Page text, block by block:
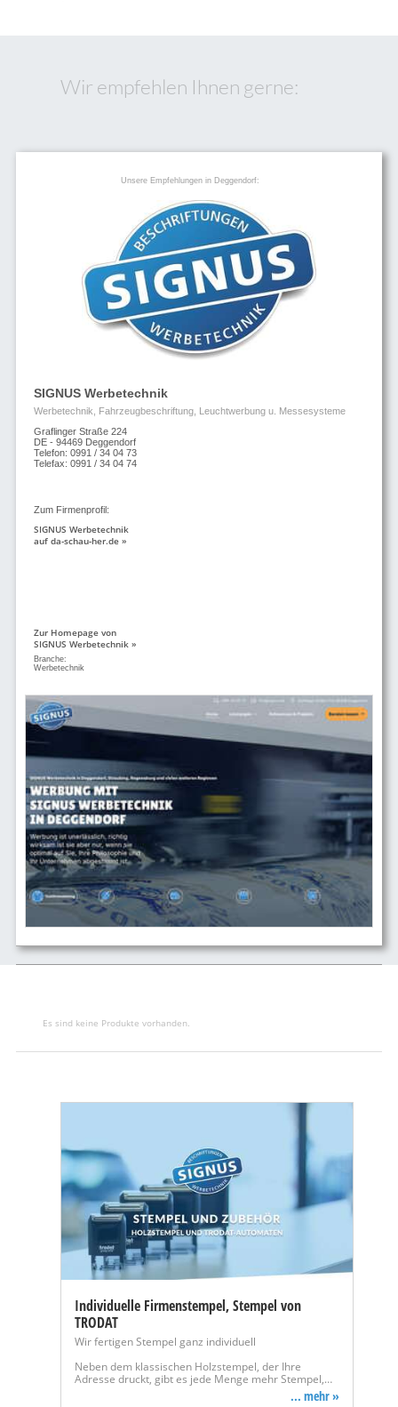
Wir empfehlen Ihnen gerne:
Unsere Empfehlungen in Deggendorf:
SIGNUS Werbetechnik
Werbetechnik, Fahrzeugbeschriftung, Leuchtwerbung u. Messesysteme
Graflinger Straße 224
DE - 94469 Deggendorf
Telefon: 0991 / 34 04 73
Telefax: 0991 / 34 04 74
Zum Firmenprofil:
SIGNUS Werbetechnik
auf da-schau-her.de »
Zur Homepage von
SIGNUS Werbetechnik »
Branche:
Werbetechnik
Es sind keine Produkte vorhanden.
Individuelle Firmenstempel, Stempel von
TRODAT
Wir fertigen Stempel ganz individuell
Neben dem klassischen Holzstempel, der Ihre
Adresse druckt, gibt es jede Menge mehr Stempel,…
... mehr »